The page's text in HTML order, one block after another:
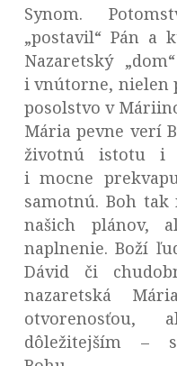
Synom.
„postavil“ Pán a
Nazaretský
i vnútorne, nielen
posolstvo v
Mária pevne verí
životnú istotu i
i mocne
samotnú. Boh
našich plánov,
naplnenie. Boží
Dávid či
nazaretská
dôležitejším –